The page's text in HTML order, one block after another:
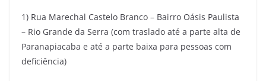
1) Rua Marechal Castelo Branco – Bairro Oásis Paulista
– Rio Grande da Serra (com traslado até a parte alta de
Paranapiacaba e até a parte baixa para pessoas com
deficiência)